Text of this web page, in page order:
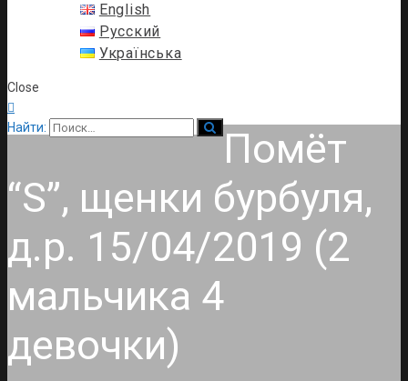
English
Русский
Українська
Close

Найти:
Помёт
“S”, щенки бурбуля,
д.р. 15/04/2019 (2
мальчика 4
девочки)